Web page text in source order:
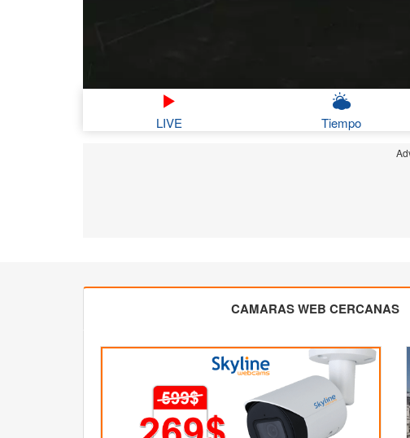
LIVE Tiempo
CAMARAS WEB CERCANAS